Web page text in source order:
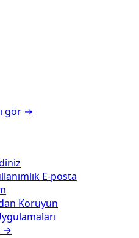
gör →
E-posta
Koruyun
→